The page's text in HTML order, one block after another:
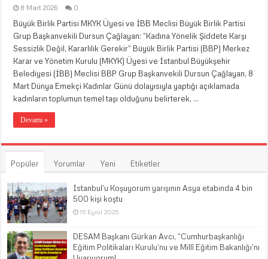
8 Mart 2026 0
Büyük Birlik Partisi MKYK Üyesi ve İBB Meclisi Büyük Birlik Partisi
Grup Başkanvekili Dursun Çağlayan: “Kadına Yönelik Şiddete Karşı
Sessizlik Değil, Kararlılık Gerekir” Büyük Birlik Partisi (BBP) Merkez
Karar ve Yönetim Kurulu (MKYK) Üyesi ve İstanbul Büyükşehir
Belediyesi (İBB) Meclisi BBP Grup Başkanvekili Dursun Çağlayan, 8
Mart Dünya Emekçi Kadınlar Günü dolayısıyla yaptığı açıklamada
kadınların toplumun temel taşı olduğunu belirterek, …
Devamı »
Popüler Yorumlar Yeni Etiketler
İstanbul’u Koşuyorum yarışının Asya etabında 4 bin
500 kişi koştu
15 Eylül 2025
DESAM Başkanı Gürkan Avcı, “Cumhurbaşkanlığı
Eğitim Politikaları Kurulu’nu ve Millî Eğitim Bakanlığı’nı